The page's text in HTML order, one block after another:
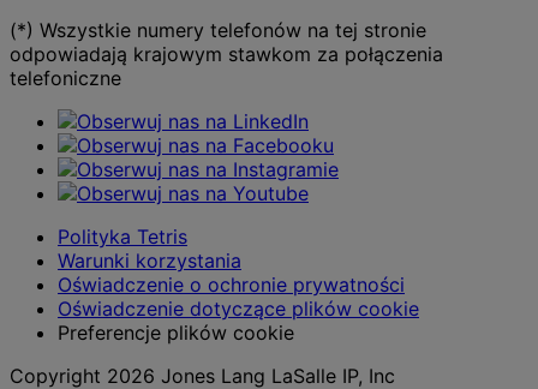
(*) Wszystkie numery telefonów na tej stronie
odpowiadają krajowym stawkom za połączenia
telefoniczne
Polityka Tetris
Warunki korzystania
Oświadczenie o ochronie prywatności
Oświadczenie dotyczące plików cookie
Preferencje plików cookie
Copyright 2026 Jones Lang LaSalle IP, Inc